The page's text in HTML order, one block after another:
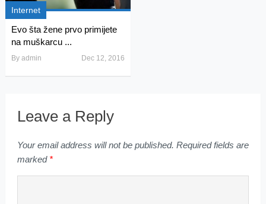
Internet
Evo šta žene prvo primijete
na muškarcu ...
By admin Dec 12, 2016
Leave a Reply
Your email address will not be published. Required fields are
marked *